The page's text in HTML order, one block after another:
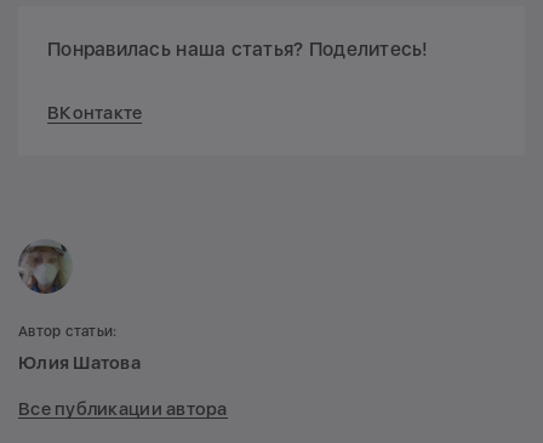
Понравилась наша статья? Поделитесь!
ВКонтакте
Автор статьи:
Юлия Шатова
Все публикации автора